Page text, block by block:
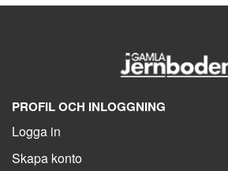
PROFIL OCH INLOGGNING
Logga in
Skapa konto